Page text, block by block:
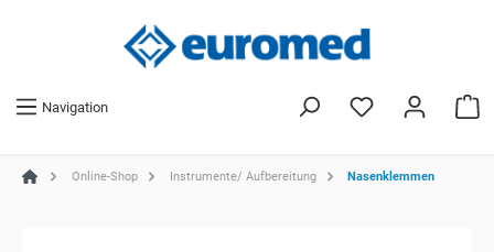
Navigation
Online-Shop Instrumente/ Aufbereitung Nasenklemmen